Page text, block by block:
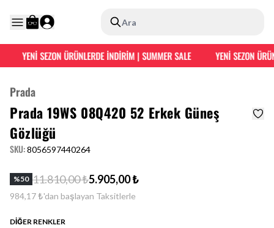
Ara
YENİ SEZON ÜRÜNLERDE İNDİRİM | SUMMER SALE YENİ SEZON
Prada
Prada 19WS 08Q420 52 Erkek Güneş
Gözlüğü
SKU:8056597440264
%50 11.810,00 ₺5.905,00 ₺
984,17 ₺'dan başlayan Taksitlerle
DİĞER RENKLER